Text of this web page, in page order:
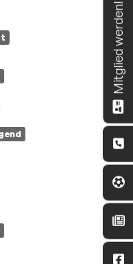
Mitglied werden!